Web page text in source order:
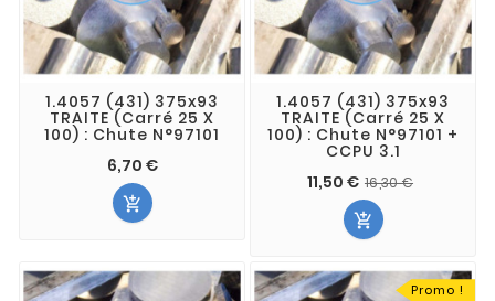
1.4057 (431) 375x93
TRAITE (Carré 25 X
100) : Chute N°97101
6,70 €

1.4057 (431) 375x93
TRAITE (Carré 25 X
100) : Chute N°97101 +
CCPU 3.1
11,50 € 16,30 €

Promo !